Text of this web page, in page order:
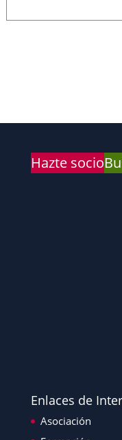
Hazte socio
Enlaces de
Asociación